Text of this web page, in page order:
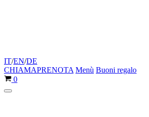
IT/EN/DE
CHIAMAPRENOTA Menù Buoni regalo
Carrello
0
Menu